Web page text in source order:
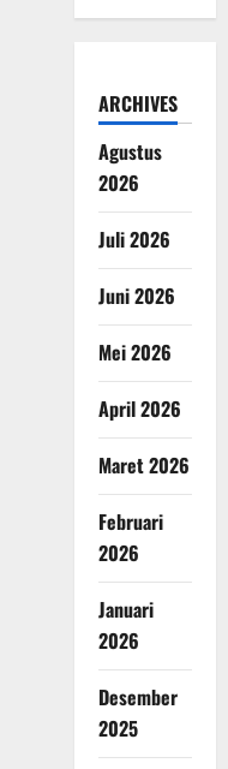
ARCHIVES
Agustus
2026
Juli 2026
Juni 2026
Mei 2026
April 2026
Maret 2026
Februari
2026
Januari
2026
Desember
2025